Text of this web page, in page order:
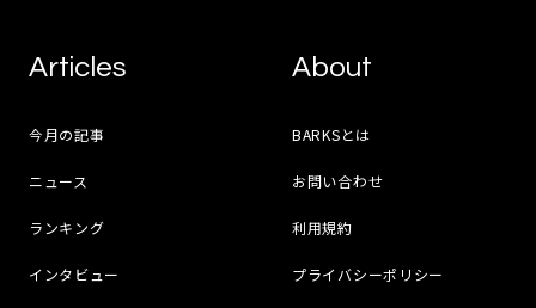
Articles
今月の記事
ニュース
ランキング
インタビュー
About
BARKSとは
お問い合わせ
利用規約
プライバシーポリシー